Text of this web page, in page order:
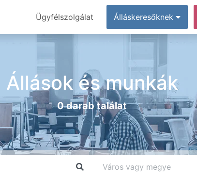
Ügyfélszolgálat Álláskeresőknek
Állások és munkák
0 darab találat